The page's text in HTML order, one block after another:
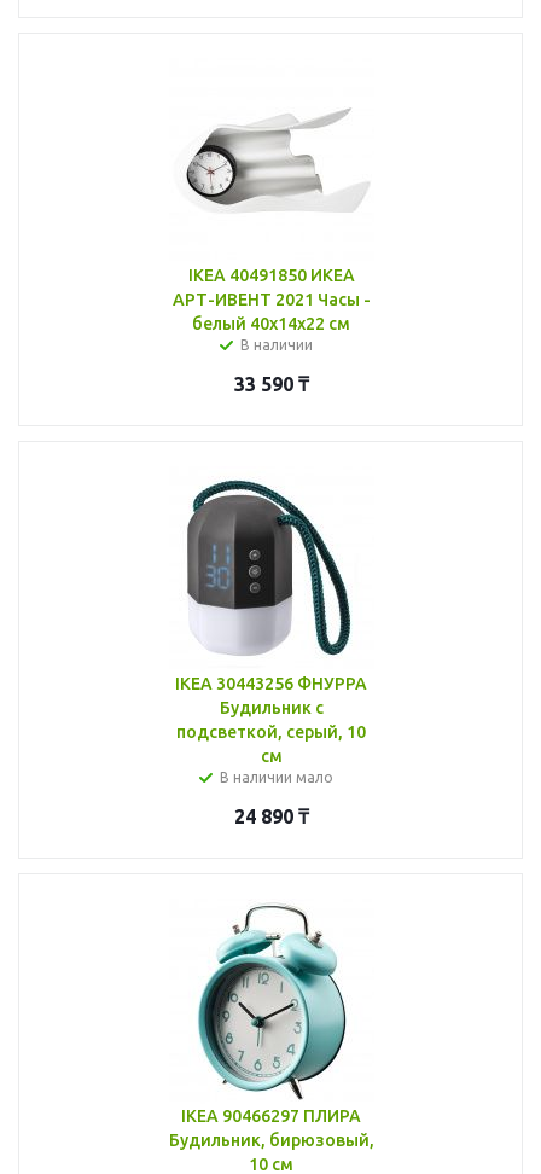
IKEA 40491850 ИКЕА
АРТ-ИВЕНТ 2021 Часы -
белый 40x14x22 см
В наличии
33 590₸
IKEA 30443256 ФНУРРА
Будильник с
подсветкой, серый, 10
см
В наличии мало
24 890₸
IKEA 90466297 ПЛИРА
Будильник, бирюзовый,
10 см